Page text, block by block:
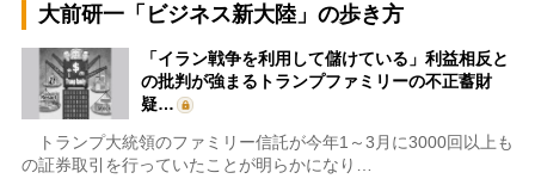
大前研一「ビジネス新大陸」の歩き方
「イラン戦争を利用して儲けている」利益相反と
の批判が強まるトランプファミリーの不正蓄財
疑…
トランプ大統領のファミリー信託が今年1～3月に3000回以上も
の証券取引を行っていたことが明らかになり…